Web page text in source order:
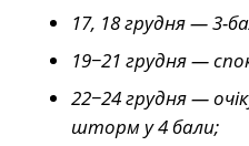
17, 18 грудня — 3-
19−21 грудня —
22−24 грудня —
шторм у 4 бали;